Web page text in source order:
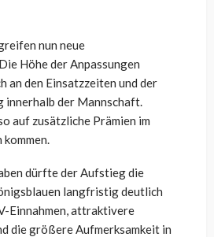
nun neue
Höhe der Anpassungen
an den Einsatzzeiten und der
innerhalb der Mannschaft.
auf zusätzliche Prämien im
dürfte der Aufstieg die
langfristig deutlich
Einnahmen, attraktivere
die größere Aufmerksamkeit in